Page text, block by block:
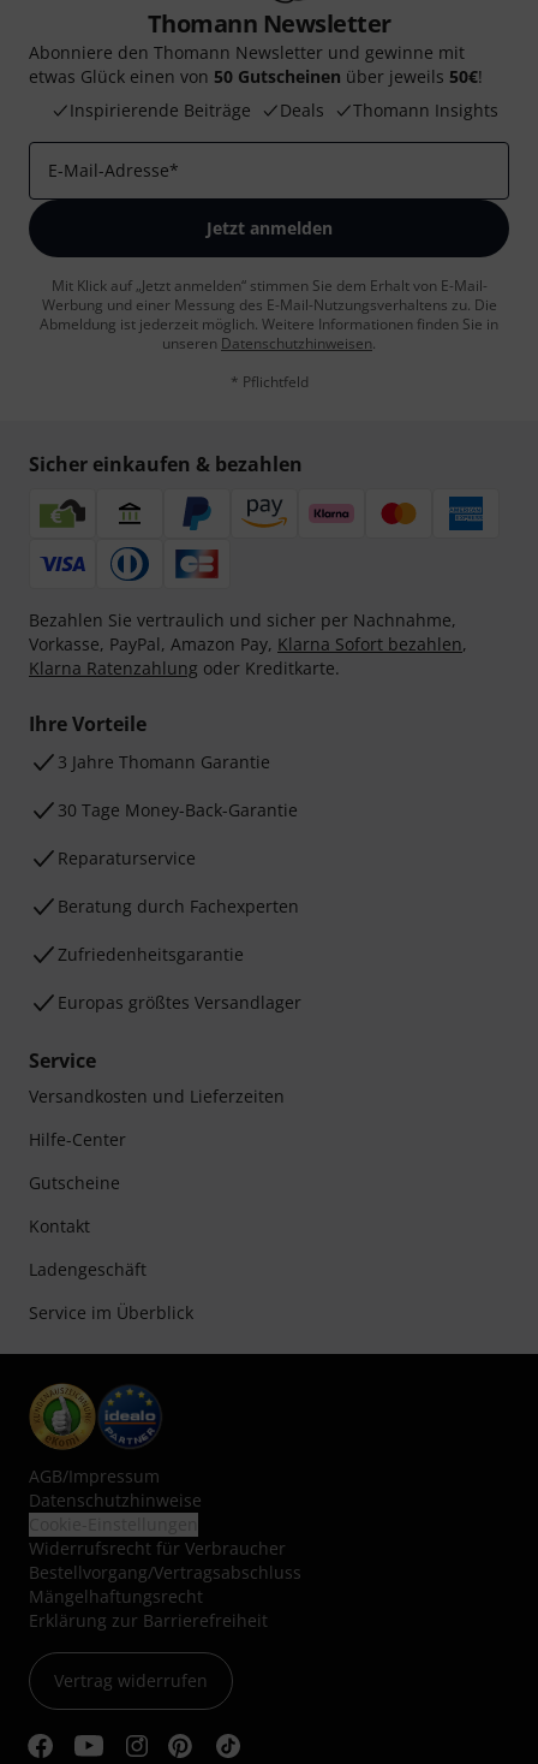
Thomann Newsletter
Abonniere den Thomann Newsletter und gewinne mit
etwas Glück einen von 50 Gutscheinen über jeweils 50€!
Inspirierende Beiträge
Deals Thomann Insights
E-Mail-Adresse*
Jetzt anmelden
Mit Klick auf „Jetzt anmelden“ stimmen Sie dem Erhalt von E-Mail-
Werbung und einer Messung des E-Mail-Nutzungsverhaltens zu. Die
Abmeldung ist jederzeit möglich. Weitere Informationen finden Sie in
unseren Datenschutzhinweisen.
* Pflichtfeld
Sicher einkaufen & bezahlen
Bezahlen Sie vertraulich und sicher per Nachnahme,
Vorkasse, PayPal, Amazon Pay, Klarna Sofort bezahlen,
Klarna Ratenzahlung oder Kreditkarte.
Ihre Vorteile
3 Jahre Thomann Garantie
30 Tage Money-Back-Garantie
Reparaturservice
Beratung durch Fachexperten
Zufriedenheitsgarantie
Europas größtes Versandlager
Service
Versandkosten und Lieferzeiten
Hilfe-Center
Gutscheine
Kontakt
Ladengeschäft
Service im Überblick
AGB/Impressum
Datenschutzhinweise
Widerrufsrecht für Verbraucher
Bestellvorgang/Vertragsabschluss
Mängelhaftungsrecht
Erklärung zur Barrierefreiheit
Vertrag widerrufen